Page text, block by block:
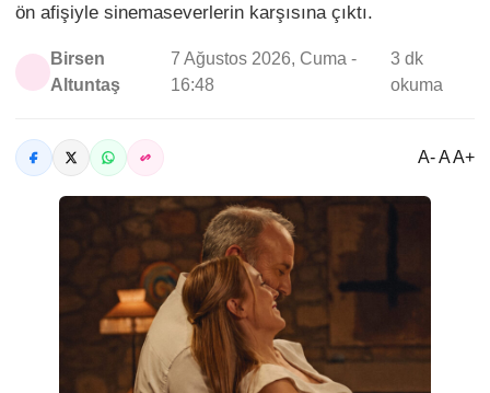
ön afişiyle sinemaseverlerin karşısına çıktı.
Birsen
Altuntaş
7 Ağustos 2026, Cuma -
16:48
3 dk
okuma
A- A A+